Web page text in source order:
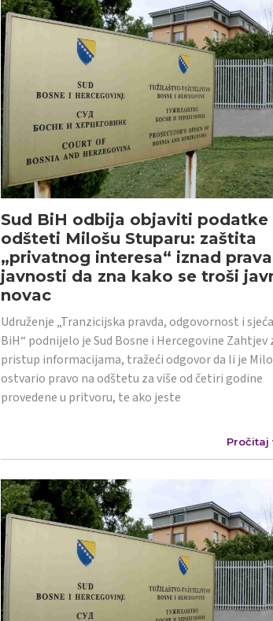
Sud BiH odbija objaviti podatke
odšteti Milošu Stuparu: zaštita
„privatnog interesa“ iznad prava
javnosti da zna kako se troši
novac
Udruženje „Tranzicijska pravda, odgovornost i
BiH“ podnijelo je Sud Bosne i Hercegovine Zahtjev
pristup informacijama, tražeći odgovor da li je
ostvario pravo na odštetu za više od četiri godine
provedene u pritvoru, te ako jeste
Pročitaj